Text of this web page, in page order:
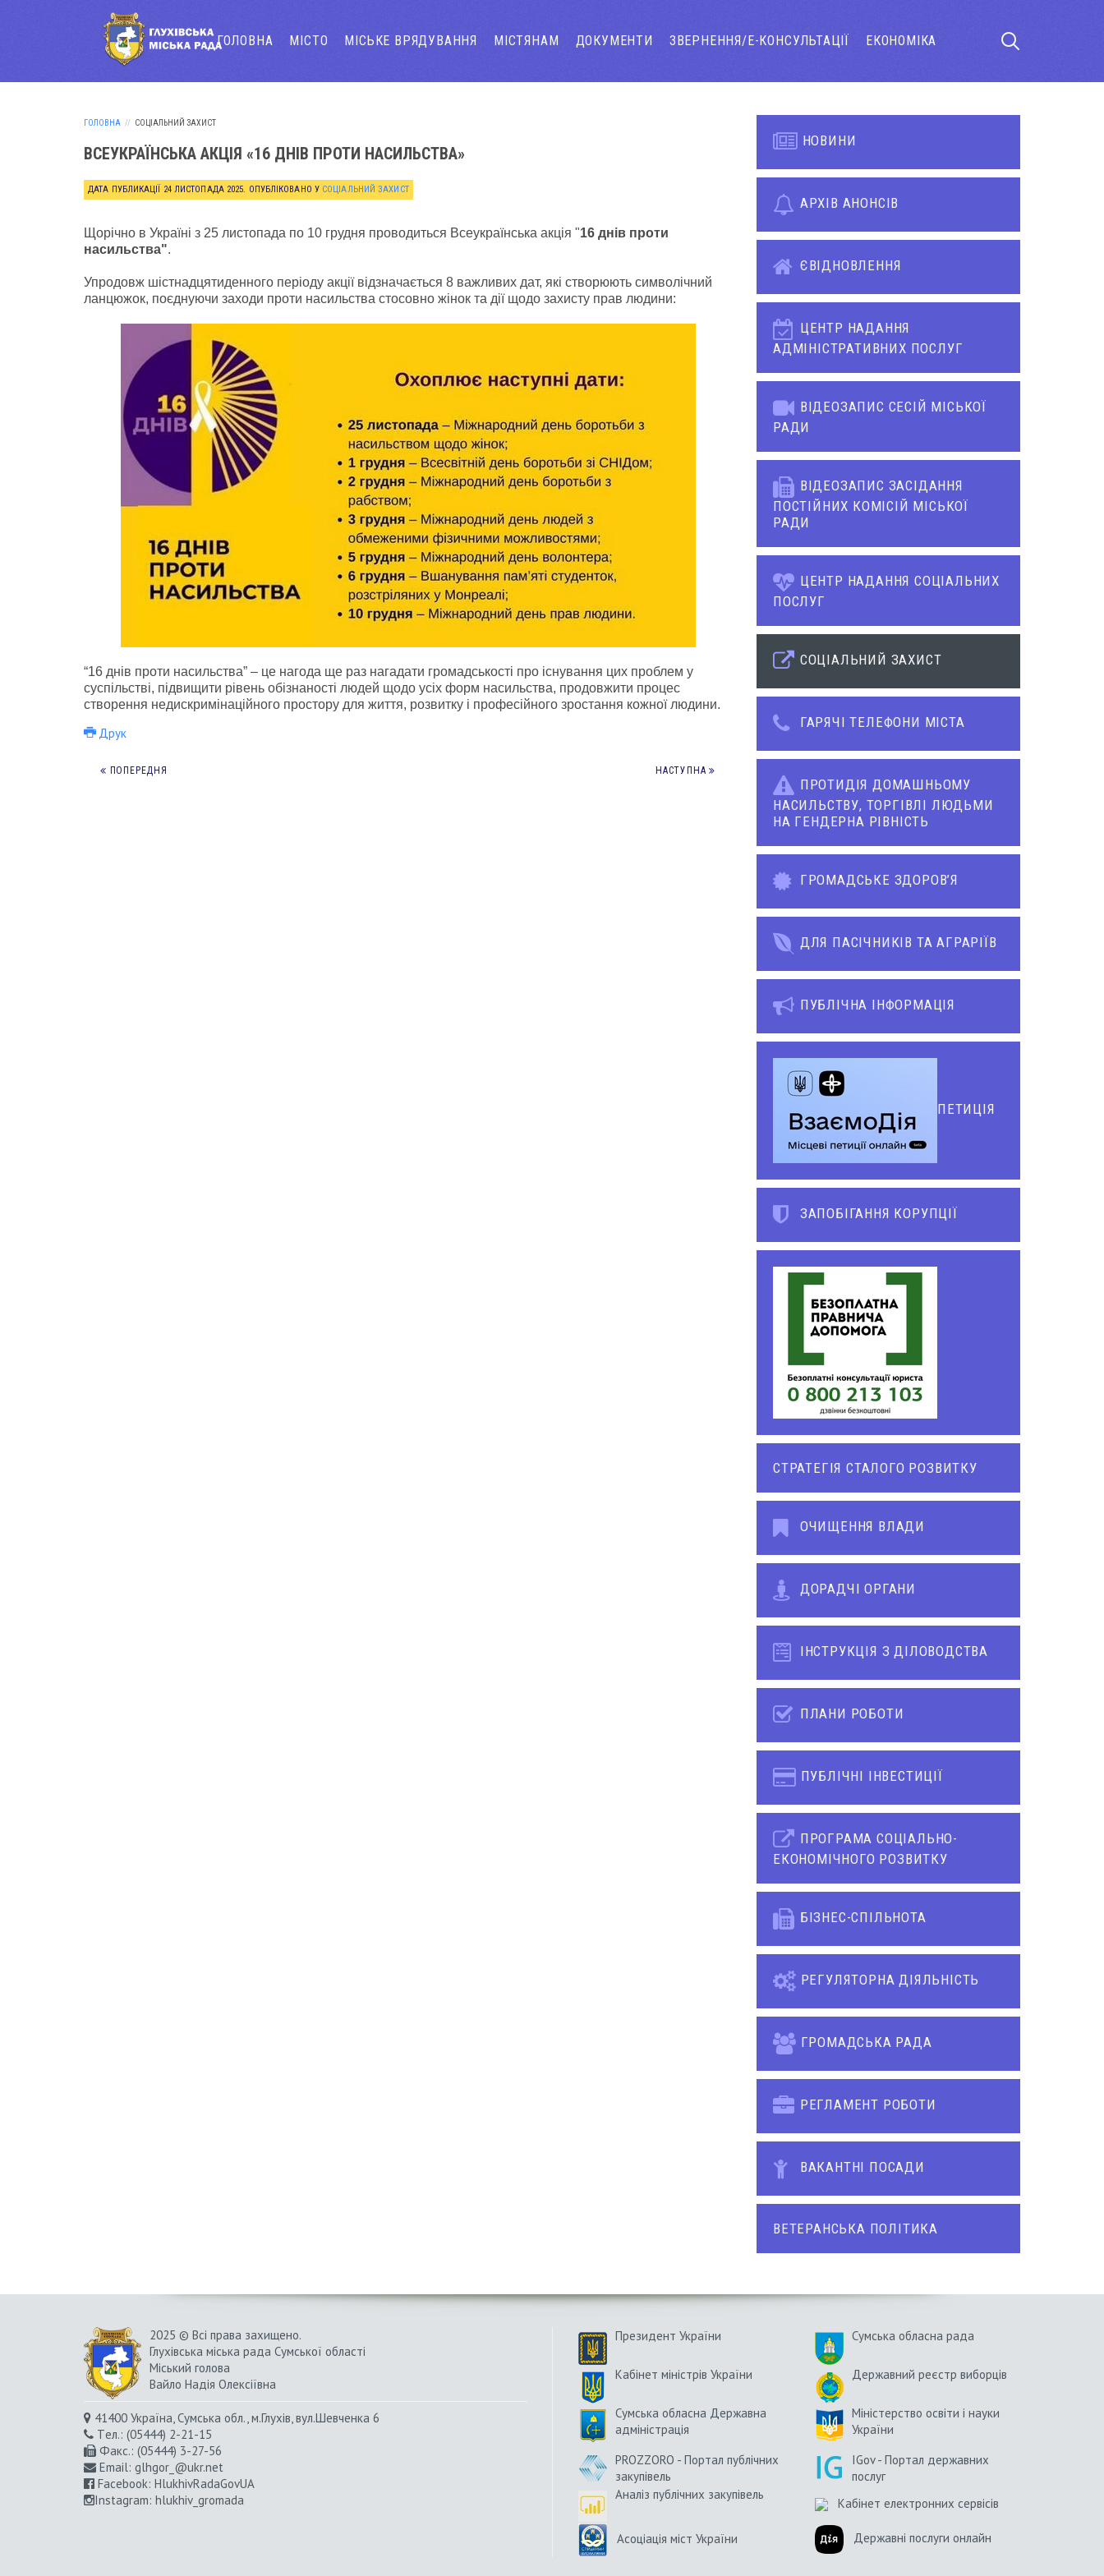
ГОЛОВНА МІСТО МІСЬКЕ ВРЯДУВАННЯ МІСТЯНАМ ДОКУМЕНТИ ЗВЕРНЕННЯ/Е-КОНСУЛЬТАЦІЇ ЕКОНОМІКА
ГОЛОВНА СОЦІАЛЬНИЙ ЗАХИСТ
ВСЕУКРАЇНСЬКА АКЦІЯ «16 ДНІВ ПРОТИ НАСИЛЬСТВА»
ДАТА ПУБЛИКАЦІЇ 24 ЛИСТОПАДА 2025. ОПУБЛІКОВАНО У СОЦІАЛЬНИЙ ЗАХИСТ
Щорічно в Україні з 25 листопада по 10 грудня проводиться Всеукраїнська акція "16 днів проти
насильства".
Упродовж шістнадцятиденного періоду акції відзначається 8 важливих дат, які створюють символічний
ланцюжок, поєднуючи заходи проти насильства стосовно жінок та дії щодо захисту прав людини:
“16 днів проти насильства” – це нагода ще раз нагадати громадськості про існування цих проблем у
суспільстві, підвищити рівень обізнаності людей щодо усіх форм насильства, продовжити процес
створення недискримінаційного простору для життя, розвитку і професійного зростання кожної людини.
Друк
ПОПЕРЕДНЯ НАСТУПНА
НОВИНИ
АРХІВ АНОНСІВ
ЄВІДНОВЛЕННЯ
ЦЕНТР НАДАННЯ
АДМІНІСТРАТИВНИХ ПОСЛУГ
ВІДЕОЗАПИС СЕСІЙ МІСЬКОЇ
РАДИ
ВІДЕОЗАПИС ЗАСІДАННЯ
ПОСТІЙНИХ КОМІСІЙ МІСЬКОЇ
РАДИ
ЦЕНТР НАДАННЯ СОЦІАЛЬНИХ
ПОСЛУГ
СОЦІАЛЬНИЙ ЗАХИСТ
ГАРЯЧІ ТЕЛЕФОНИ МІСТА
ПРОТИДІЯ ДОМАШНЬОМУ
НАСИЛЬСТВУ, ТОРГІВЛІ ЛЮДЬМИ
НА ГЕНДЕРНА РІВНІСТЬ
ГРОМАДСЬКЕ ЗДОРОВ’Я
ДЛЯ ПАСІЧНИКІВ ТА АГРАРІЇВ
ПУБЛІЧНА ІНФОРМАЦІЯ
ПЕТИЦІЯ
ЗАПОБІГАННЯ КОРУПЦІЇ
СТРАТЕГІЯ СТАЛОГО РОЗВИТКУ
ОЧИЩЕННЯ ВЛАДИ
ДОРАДЧІ ОРГАНИ
ІНСТРУКЦІЯ З ДІЛОВОДСТВА
ПЛАНИ РОБОТИ
ПУБЛІЧНІ ІНВЕСТИЦІЇ
ПРОГРАМА СОЦІАЛЬНО-
ЕКОНОМІЧНОГО РОЗВИТКУ
БІЗНЕС-СПІЛЬНОТА
РЕГУЛЯТОРНА ДІЯЛЬНІСТЬ
ГРОМАДСЬКА РАДА
РЕГЛАМЕНТ РОБОТИ
ВАКАНТНІ ПОСАДИ
ВЕТЕРАНСЬКА ПОЛІТИКА
2025 © Всі права захищено.
Глухівська міська рада Сумської області
Міський голова
Вайло Надія Олексіївна
41400 Україна, Сумська обл., м.Глухів, вул.Шевченка 6
Tел.: (05444) 2-21-15
Факс.: (05444) 3-27-56
Email: glhgor_@ukr.net
Facebook: HlukhivRadaGovUA
Instagram: hlukhiv_gromada
Президент України Сумська обласна рада
Кабінет міністрів України Державний реєстр виборців
Сумська обласна Державна
адміністрація
Міністерство освіти і науки
України
PROZZORO - Портал публічних
закупівель
IGov - Портал державних
послуг
Аналіз публічних закупівель
Кабінет електронних сервісів
Асоціація міст України Державні послуги онлайн